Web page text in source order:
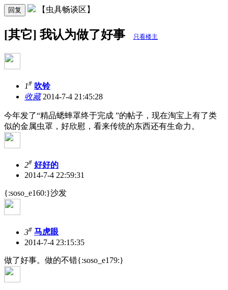
回复 【虫具畅谈区】
[其它] 我认为做了好事 只看楼主
1# 吹铃
收藏2014-7-4 21:45:28
今年发了“精品蟋蟀罩终于完成 ”的帖子，现在淘宝上有了类
似的金属虫罩，好欣慰，看来传统的东西还有生命力。
2# 好好的
2014-7-4 22:59:31
{:soso_e160:}沙发
3# 马虎眼
2014-7-4 23:15:35
做了好事。做的不错{:soso_e179:}